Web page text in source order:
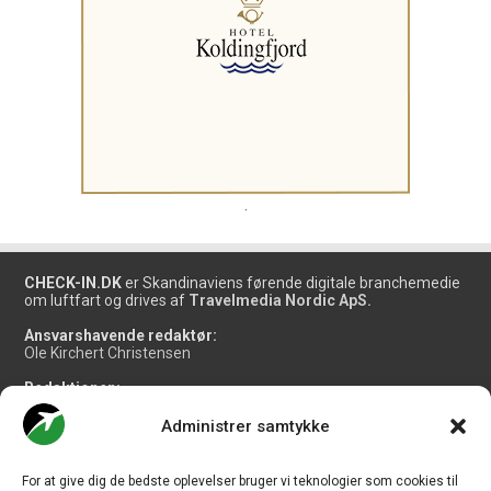
Administrer samtykke
For at give dig de bedste oplevelser bruger vi teknologier som cookies til
CHECK-IN.DK er Skandinaviens førende digitale branchemedie
om luftfart og drives af Travelmedia Nordic ApS.
Ansvarshavende redaktør:
Ole Kirchert Christensen
Redaktionen:
Christian Granhøj Skouboe
Henrik Baumgarten
Danny Longhi Andreasen